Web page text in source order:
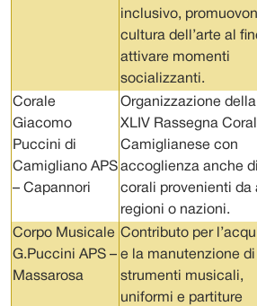
inclusivo,
cultura dell’arte al
attivare momenti
socializzanti.
Corale
Giacomo
Puccini di
Camigliano APS
– Capannori
Organizzazione della
XLIV Rassegna
Camiglianese con
accoglienza anche di
corali provenienti da
regioni o nazioni.
Corpo Musicale
G.Puccini APS –
Massarosa
Contributo per
e la manutenzione di
strumenti musicali,
uniformi e partiture